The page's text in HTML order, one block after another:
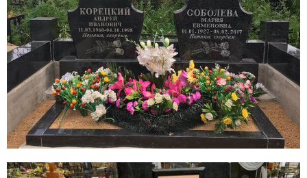
Пн-пт:с 09:00 - 21:00
Сб-вс:по предварительной
записи